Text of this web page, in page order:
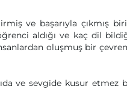
ve başarıyla çıkmış biri
aldığı ve kaç dil
oluşmuş bir
ve sevgide kusur etmez